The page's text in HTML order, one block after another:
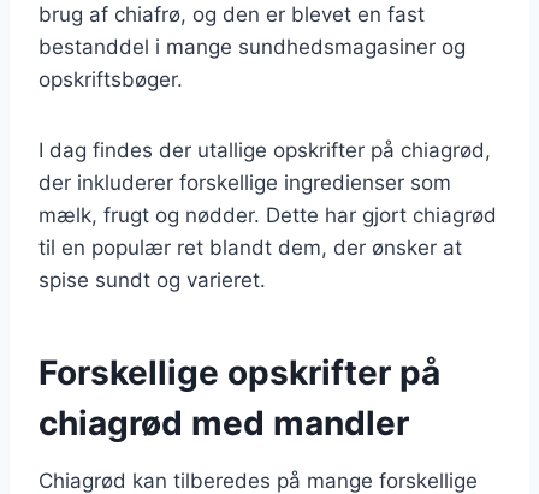
brug af chiafrø, og den er blevet en fast
bestanddel i mange sundhedsmagasiner og
opskriftsbøger.
I dag findes der utallige opskrifter på chiagrød,
der inkluderer forskellige ingredienser som
mælk, frugt og nødder. Dette har gjort chiagrød
til en populær ret blandt dem, der ønsker at
spise sundt og varieret.
Forskellige opskrifter på
chiagrød med mandler
Chiagrød kan tilberedes på mange forskellige